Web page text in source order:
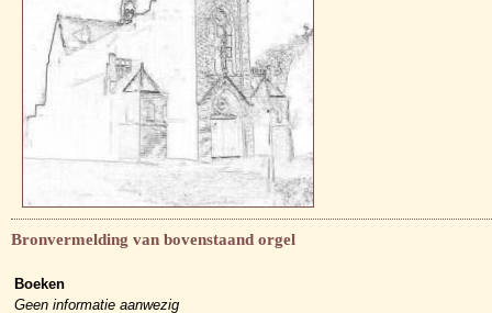
Bronvermelding van bovenstaand orgel
Boeken
Geen informatie aanwezig